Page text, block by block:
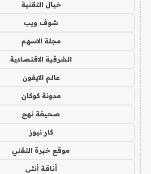
خيال التقنية
شوف ويب
مجلة الاسهم
الشرقية الاقتصادية
عالم الايفون
مدونة كوكان
صحيفة نهج
كار نيوز
موقع خبرة التقني
أناقة أنثى